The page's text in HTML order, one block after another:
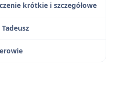
krótkie i szczegółowe